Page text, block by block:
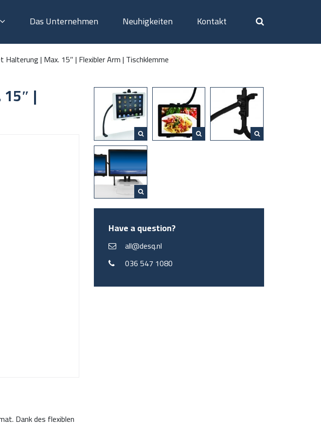
Das Unternehmen Neuhigkeiten Kontakt
| Max. 15″ | Flexibler Arm | Tischklemme
|
Dank des flexiblen
Have a question?
all@desq.nl
036 547 1080